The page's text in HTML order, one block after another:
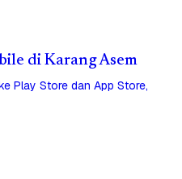
di Karang Asem
Play Store dan App Store,